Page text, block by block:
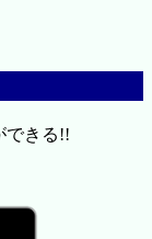
できる!!